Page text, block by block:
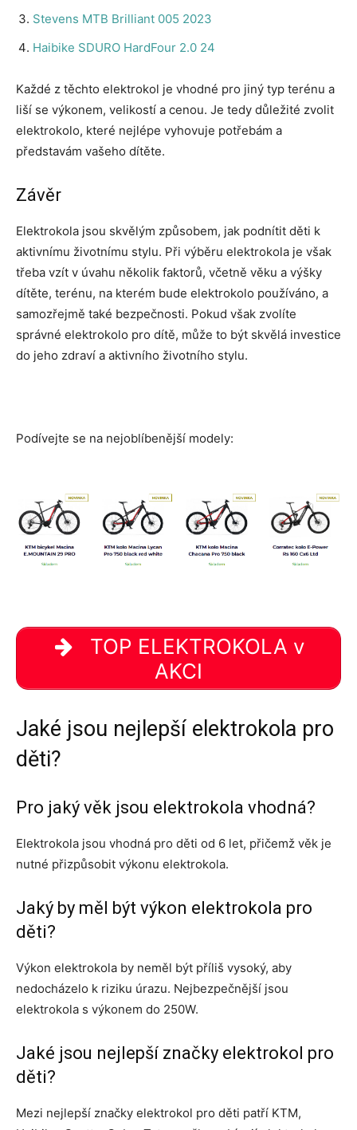
Stevens MTB Brilliant 005 2023
Haibike SDURO HardFour 2.0 24
Každé z těchto elektrokol je vhodné pro jiný typ terénu a
liší se výkonem, velikostí a cenou. Je tedy důležité zvolit
elektrokolo, které nejlépe vyhovuje potřebám a
představám vašeho dítěte.
Závěr
Elektrokola jsou skvělým způsobem, jak podnítit děti k
aktivnímu životnímu stylu. Při výběru elektrokola je však
třeba vzít v úvahu několik faktorů, včetně věku a výšky
dítěte, terénu, na kterém bude elektrokolo používáno, a
samozřejmě také bezpečnosti. Pokud však zvolíte
správné elektrokolo pro dítě, může to být skvělá investice
do jeho zdraví a aktivního životního stylu.
Podívejte se na nejoblíbenější modely:
TOP ELEKTROKOLA v
AKCI
Jaké jsou nejlepší elektrokola pro
děti?
Pro jaký věk jsou elektrokola vhodná?
Elektrokola jsou vhodná pro děti od 6 let, přičemž věk je
nutné přizpůsobit výkonu elektrokola.
Jaký by měl být výkon elektrokola pro
děti?
Výkon elektrokola by neměl být příliš vysoký, aby
nedocházelo k riziku úrazu. Nejbezpečnější jsou
elektrokola s výkonem do 250W.
Jaké jsou nejlepší značky elektrokol pro
děti?
Mezi nejlepší značky elektrokol pro děti patří KTM,